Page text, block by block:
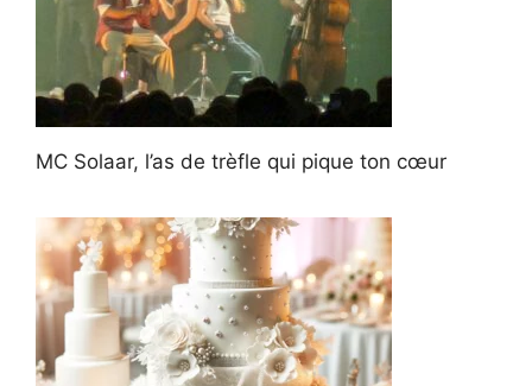
MC Solaar, l’as de trèfle qui pique ton cœur